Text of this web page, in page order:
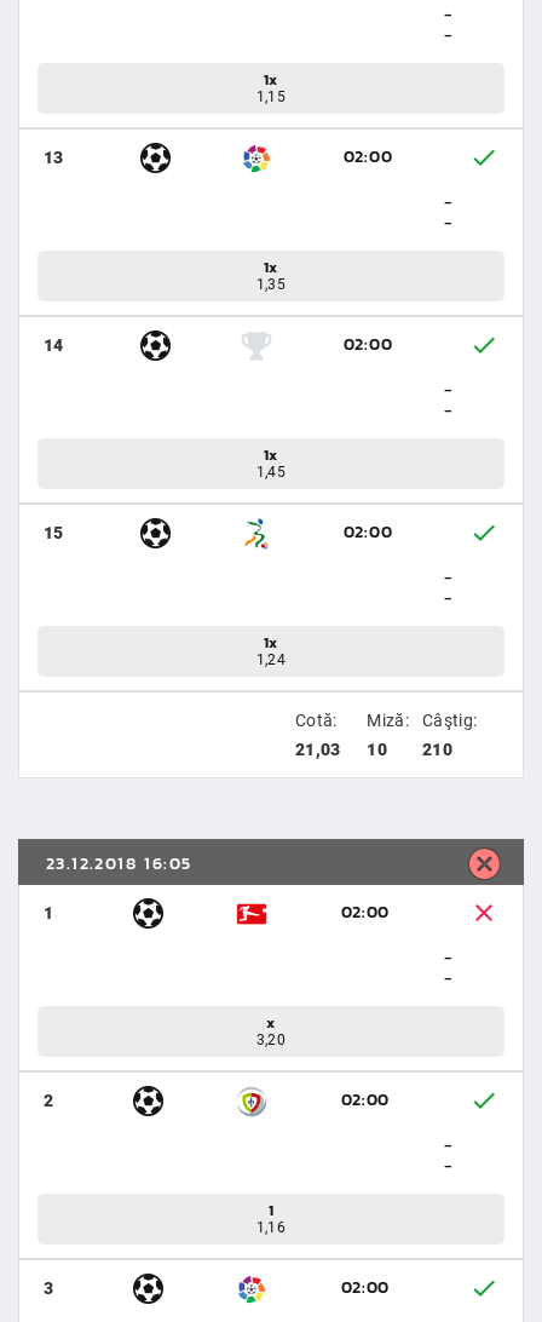
-
-
1x
1,15
13
02:00
-
-
1x
1,35
14
02:00
-
-
1x
1,45
15
02:00
-
-
1x
1,24
Cotă:
21,03
Miză:
10
Câştig:
210
23.12.2018 16:05
1
02:00
-
-
x
3,20
2
02:00
-
-
1
1,16
3
02:00